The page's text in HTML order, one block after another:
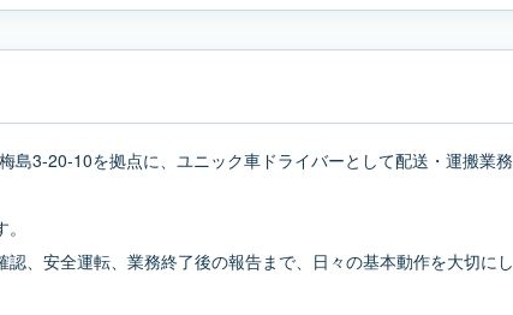
島3-20-10を拠点に、ユニック車ドライバーとして配送・運搬業務
認、安全運転、業務終了後の報告まで、日々の基本動作を大切にし